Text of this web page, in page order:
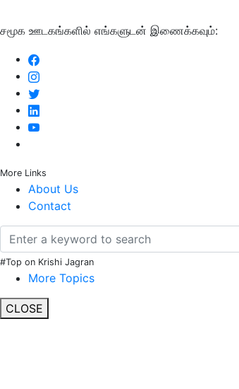
சமூக ஊடகங்களில் எங்களுடன் இணைக்கவும்:
More Links
About Us
Contact
#Top on Krishi Jagran
More Topics
CLOSE